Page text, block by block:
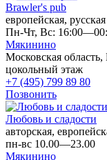
Brawler's pub
европейская, русская
Пн-Чт, Вс:
Мякинино
Московская
цокольный этаж
+7 (495) 799 89 80
Позвонить
Любовь и сладости
авторская,
пн-вс 10.00—23.00
Мякинино